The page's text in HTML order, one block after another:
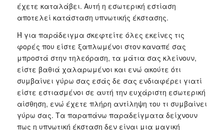
έχετε καταλάβει. Αυτή η εσωτερική εστίαση
αποτελεί κατάσταση υπνωτικής έκστασης.
Ή για παράδειγμα σκεφτείτε όλες εκείνες τις
φορές που είστε ξαπλωμένοι στον καναπέ σας
μπροστά στην τηλεόραση, τα μάτια σας κλείνουν,
είστε βαθιά χαλαρωμένοι και ενώ ακούτε ότι
συμβαίνει γύρω σας εσάς δε σας ενδιαφέρει γιατί
είστε εστιασμένοι σε αυτή την ευχάριστη εσωτερική
αίσθηση, ενώ έχετε πλήρη αντίληψη του τι συμβαίνει
γύρω σας. Τα παραπάνω παραδείγματα δείχνουν
πως η υπνωτική έκσταση δεν είναι μια μαγική